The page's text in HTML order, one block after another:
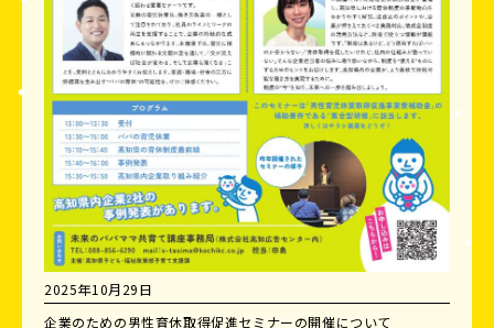
2025年10月29日
企業のための男性育休取得促進セミナーの開催について